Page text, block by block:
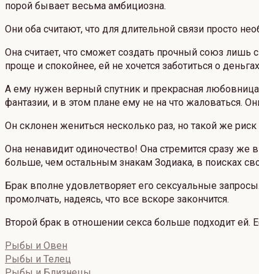
порой бывает весьма амбициозна.
Они оба считают, что для длительной связи просто
Она считает, что сможет создать прочный союз
проще и спокойнее, ей не хочется заботиться о
А ему нужен верный спутник и прекрасная
фантазии, и в этом плане ему не на что жаловаться.
Он склонен жениться несколько раз, но такой же
Она ненавидит одиночество! Она стремится сразу
больше, чем остальным знакам Зодиака, в поисках
Брак вполне удовлетворяет его сексуальные
промолчать, надеясь, что все вскоре закончится.
Второй брак в отношении секса больше подходит ей.
Рыбы и Овен
Рыбы и Телец